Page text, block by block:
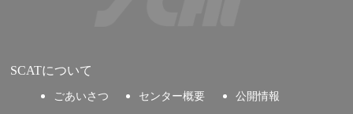
SCATについて
ごあいさつ センター概要
公開情報